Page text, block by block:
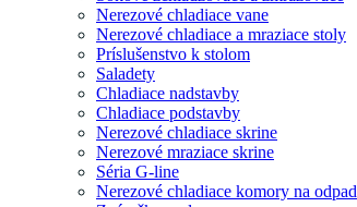
Nerezové chladiace vane
Nerezové chladiace a mraziace stoly
Príslušenstvo k stolom
Saladety
Chladiace nadstavby
Chladiace podstavby
Nerezové chladiace skrine
Nerezové mraziace skrine
Séria G-line
Nerezové chladiace komory na odpad